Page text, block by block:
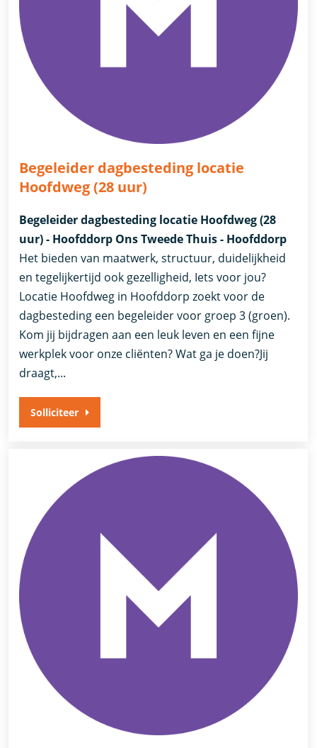
Begeleider dagbesteding locatie
Hoofdweg (28 uur)
Begeleider dagbesteding locatie Hoofdweg (28
uur) - Hoofddorp Ons Tweede Thuis - Hoofddorp
Het bieden van maatwerk, structuur, duidelijkheid
en tegelijkertijd ook gezelligheid, Iets voor jou?
Locatie Hoofdweg in Hoofddorp zoekt voor de
dagbesteding een begeleider voor groep 3 (groen).
Kom jij bijdragen aan een leuk leven en een fijne
werkplek voor onze cliënten? Wat ga je doen?Jij
draagt,...
Solliciteer